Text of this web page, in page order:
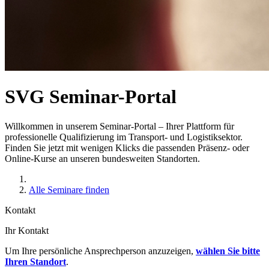
SVG Seminar-Portal
Willkommen in unserem Seminar-Portal – Ihrer Plattform für
professionelle Qualifizierung im Transport- und Logistiksektor.
Finden Sie jetzt mit wenigen Klicks die passenden Präsenz- oder
Online-Kurse an unseren bundesweiten Standorten.
Alle Seminare finden
Kontakt
Ihr Kontakt
Um Ihre persönliche Ansprechperson anzuzeigen, wählen Sie bitte
Ihren Standort.